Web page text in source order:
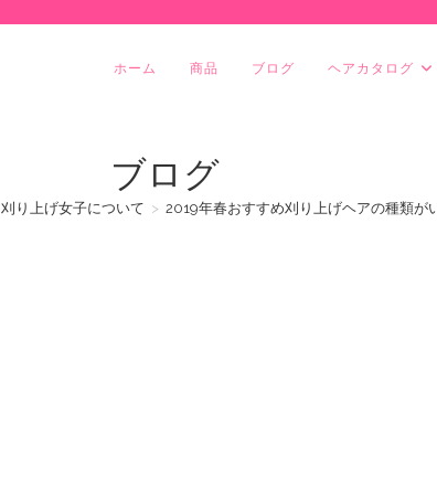
ホーム 商品 ブログ ヘアカタログ
ブログ
刈り上げ女子について > 2019年春おすすめ刈り上げヘアの種類が